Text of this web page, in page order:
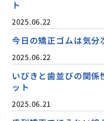
ト
2025.06.22
今日の矯正ゴムは気分
2025.06.22
いびきと歯並びの関
ット
2025.06.21